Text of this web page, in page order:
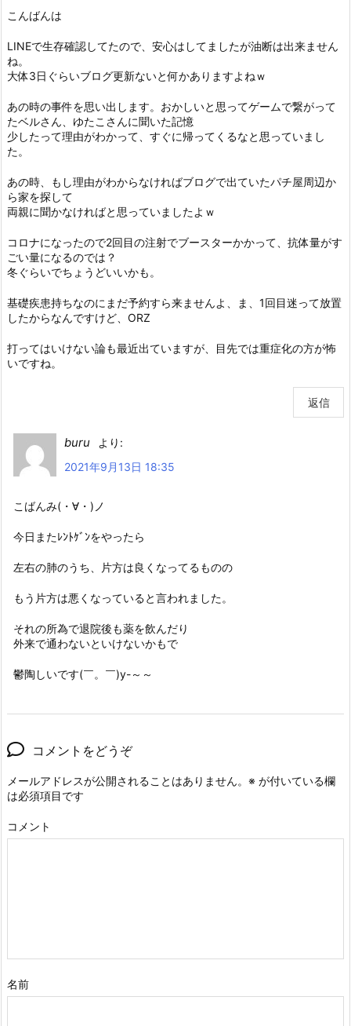
こんばんは
LINEで生存確認してたので、安心はしてましたが油断は出来ません
ね。
大体3日ぐらいブログ更新ないと何かありますよねｗ
あの時の事件を思い出します。おかしいと思ってゲームで繋がって
たベルさん、ゆたこさんに聞いた記憶
少したって理由がわかって、すぐに帰ってくるなと思っていまし
た。
あの時、もし理由がわからなければブログで出ていたパチ屋周辺か
ら家を探して
両親に聞かなければと思っていましたよｗ
コロナになったので2回目の注射でブースターかかって、抗体量がす
ごい量になるのでは？
冬ぐらいでちょうどいいかも。
基礎疾患持ちなのにまだ予約すら来ませんよ、ま、1回目迷って放置
したからなんですけど、ORZ
打ってはいけない論も最近出ていますが、目先では重症化の方が怖
いですね。
返信
buru
より:
2021年9月13日 18:35
こばんみ(・∀・)ノ
今日またﾚﾝﾄｹﾞﾝをやったら
左右の肺のうち、片方は良くなってるものの
もう片方は悪くなっていると言われました。
それの所為で退院後も薬を飲んだり
外来で通わないといけないかもで
鬱陶しいです(￣。￣)y-～～
コメントをどうぞ
メールアドレスが公開されることはありません。 ※ が付いている欄
は必須項目です
コメント
名前